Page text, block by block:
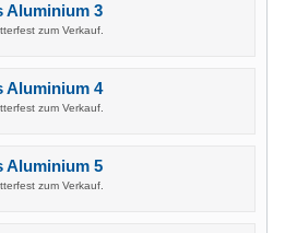
Aluminium 3
zum Verkauf.
Aluminium 4
zum Verkauf.
Aluminium 5
zum Verkauf.